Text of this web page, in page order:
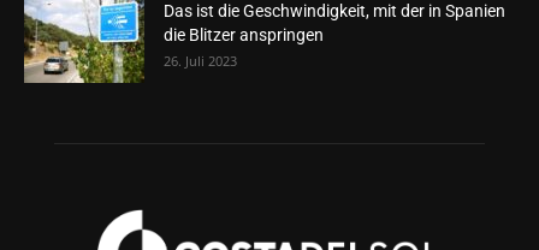
Das ist die Geschwindigkeit, mit der in Spanien
die Blitzer anspringen
26. Juli 2023